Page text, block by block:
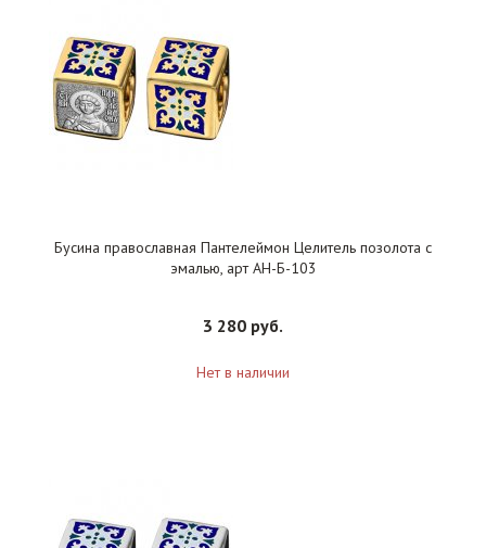
Бусина православная Пантелеймон Целитель позолота с
эмалью, арт АН-Б-103
3 280 руб.
Нет в наличии